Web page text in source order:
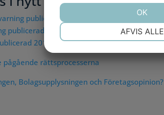
publicerad 2010-05-03
publicerad 2014-07-15
2017-07-26
pågående rättsprocesserna
Bolagsupplysningen och Företagsopinion?
MARKETING
AFVIS ALLE
OK